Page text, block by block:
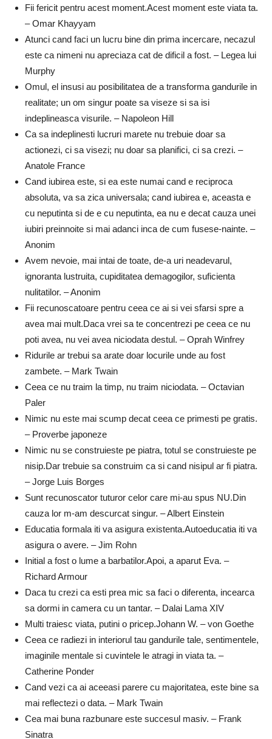
Fii fericit pentru acest moment.Acest moment este viata ta.
– Omar Khayyam
Atunci cand faci un lucru bine din prima incercare, necazul
este ca nimeni nu apreciaza cat de dificil a fost. – Legea lui
Murphy
Omul, el insusi au posibilitatea de a transforma gandurile in
realitate; un om singur poate sa viseze si sa isi
indeplineasca visurile. – Napoleon Hill
Ca sa indeplinesti lucruri marete nu trebuie doar sa
actionezi, ci sa visezi; nu doar sa planifici, ci sa crezi. –
Anatole France
Cand iubirea este, si ea este numai cand e reciproca
absoluta, va sa zica universala; cand iubirea e, aceasta e
cu neputinta si de e cu neputinta, ea nu e decat cauza unei
iubiri preinnoite si mai adanci inca de cum fusese-nainte. –
Anonim
Avem nevoie, mai intai de toate, de-a uri neadevarul,
ignoranta lustruita, cupiditatea demagogilor, suficienta
nulitatilor. – Anonim
Fii recunoscatoare pentru ceea ce ai si vei sfarsi spre a
avea mai mult.Daca vrei sa te concentrezi pe ceea ce nu
poti avea, nu vei avea niciodata destul. – Oprah Winfrey
Ridurile ar trebui sa arate doar locurile unde au fost
zambete. – Mark Twain
Ceea ce nu traim la timp, nu traim niciodata. – Octavian
Paler
Nimic nu este mai scump decat ceea ce primesti pe gratis.
– Proverbe japoneze
Nimic nu se construieste pe piatra, totul se construieste pe
nisip.Dar trebuie sa construim ca si cand nisipul ar fi piatra.
– Jorge Luis Borges
Sunt recunoscator tuturor celor care mi-au spus NU.Din
cauza lor m-am descurcat singur. – Albert Einstein
Educatia formala iti va asigura existenta.Autoeducatia iti va
asigura o avere. – Jim Rohn
Initial a fost o lume a barbatilor.Apoi, a aparut Eva. –
Richard Armour
Daca tu crezi ca esti prea mic sa faci o diferenta, incearca
sa dormi in camera cu un tantar. – Dalai Lama XIV
Multi traiesc viata, putini o pricep.Johann W. – von Goethe
Ceea ce radiezi in interiorul tau gandurile tale, sentimentele,
imaginile mentale si cuvintele le atragi in viata ta. –
Catherine Ponder
Cand vezi ca ai aceeasi parere cu majoritatea, este bine sa
mai reflectezi o data. – Mark Twain
Cea mai buna razbunare este succesul masiv. – Frank
Sinatra